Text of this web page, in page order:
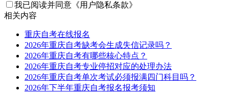
我已阅读并同意 《用户隐私条款》
相关内容
重庆自考在线报名
2026年重庆自考缺考会生成失信记录吗？
2026年重庆自考有哪些核心特点？
2026年重庆自考专业停招对应的处理办法
2026年重庆自考单次考试必须报满四门科目吗？
2026年下半年重庆自考报名报考须知